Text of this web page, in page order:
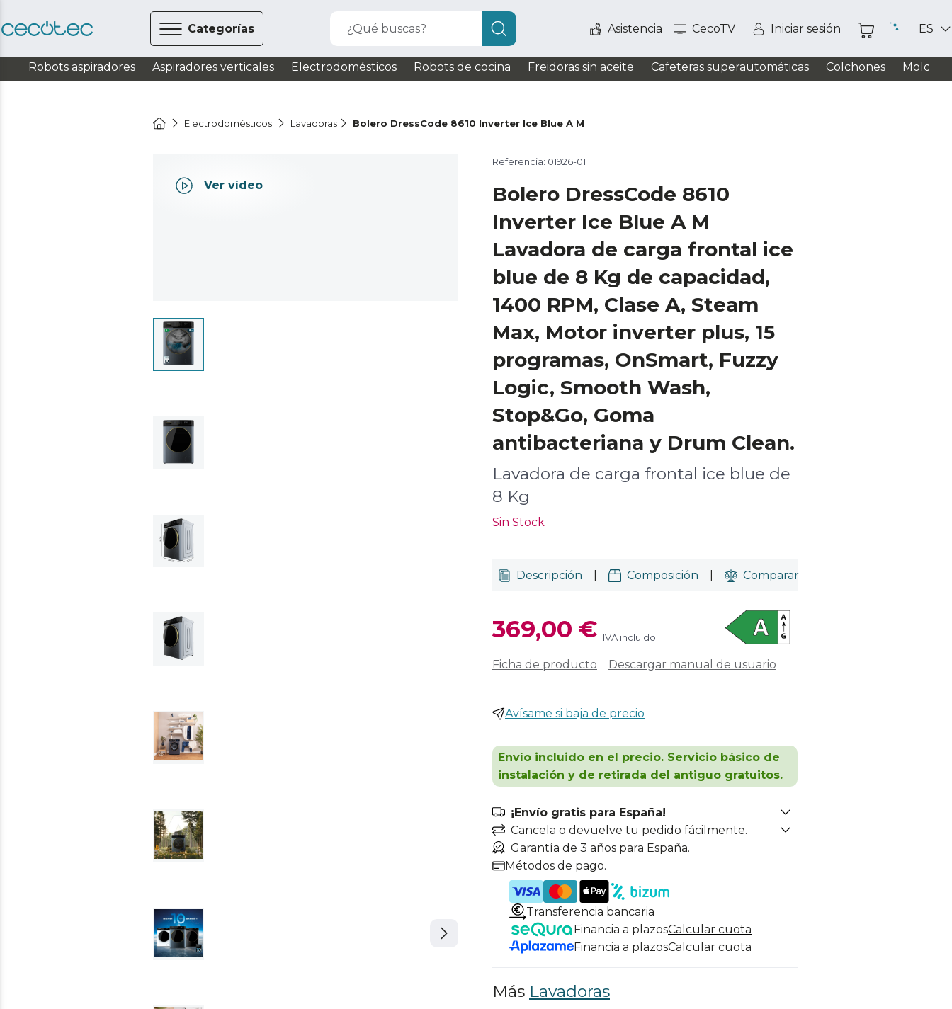
Categorías ¿Qué buscas? Asistencia CecoTV Iniciar sesión ES
Robots aspiradores Aspiradores verticales Electrodomésticos Robots de cocina Freidoras sin aceite Cafeteras superautomáticas Colchones
Electrodomésticos Lavadoras Bolero DressCode 8610 Inverter Ice Blue A M
Ver vídeo
Referencia: 01926-01
Bolero DressCode 8610
Inverter Ice Blue A M
Lavadora de carga frontal ice
blue de 8 Kg de capacidad,
1400 RPM, Clase A, Steam
Max, Motor inverter plus, 15
programas, OnSmart, Fuzzy
Logic, Smooth Wash,
Stop&Go, Goma
antibacteriana y Drum Clean.
Lavadora de carga frontal ice blue de
8 Kg
Sin Stock
Descripción Composición Comparar
369,00 € IVA incluido
Ficha de producto Descargar manual de usuario
Avísame si baja de precio
Envío incluido en el precio. Servicio básico de
instalación y de retirada del antiguo gratuitos.
¡Envío gratis para España!
Cancela o devuelve tu pedido fácilmente.
Garantía de 3 años para España.
Métodos de pago.
Transferencia bancaria
Financia a plazosCalcular cuota
Financia a plazosCalcular cuota
Más Lavadoras